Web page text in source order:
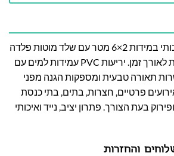
אוהל קונסטרוקציה איכותי במידות 2×6 מטר עם שלד מוטות פלדה
מגולוונת לחוזק ועמידות לאורך זמן. יריעות PVC עמידות למים עם
תאורה טבעית ומספקות הגנה מפני
פרטיים, חצרות, בתים, בתי כנסת
בעת הצורך. פתרון יציב, נייד ואיכותי
והחזרות